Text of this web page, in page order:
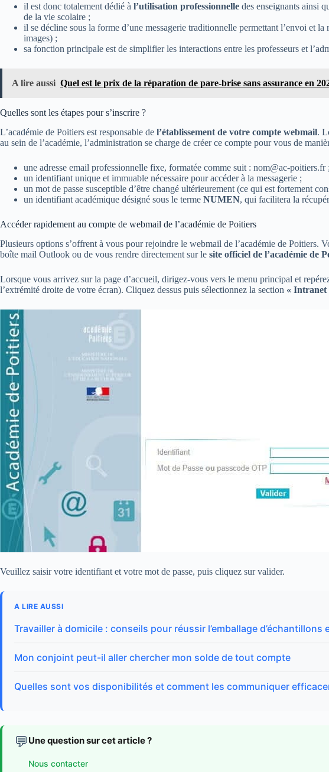
il est donc totalement dédié à l’utilisation professionnelle des enseignants ainsi
de la vie scolaire ;
il se décline sous la forme d’une messagerie traditionnelle permettant l’envoi et la
images) ;
sa fonction principale est de simplifier les interactions entre les professeurs et
A lire aussi Quel est le prix de la réparation de pare-brise sans assurance en
Quelles sont les étapes pour s’inscrire ?
L’académie de Poitiers est responsable de l’établissement de votre compte webmail.
au sein de l’académie, l’administration se charge de créer ce compte pour vous de
une adresse email professionnelle fixe, formatée comme suit : nom@ac-poitiers.fr;
un identifiant unique et immuable nécessaire pour accéder à la messagerie ;
un mot de passe susceptible d’être changé ultérieurement (ce qui est fortement
un identifiant académique désigné sous le terme NUMEN, qui facilitera la
Accéder rapidement au compte de webmail de l’académie de Poitiers
Plusieurs options s’offrent à vous pour rejoindre le webmail de l’académie de Poitiers.
boîte mail Outlook ou de vous rendre directement sur le site officiel de l’académie de
Lorsque vous arrivez sur la page d’accueil, dirigez-vous vers le menu principal et
l’extrémité droite de votre écran). Cliquez dessus puis sélectionnez la section « Intranet
Veuillez saisir votre identifiant et votre mot de passe, puis cliquez sur valider.
A LIRE AUSSI
Travailler à domicile : conseils pour réussir l’emballage d’échantillons
Mon conjoint peut-il aller chercher mon solde de tout compte
Quelles sont vos disponibilités et comment les communiquer
💬 Une question sur cet article ?
Nous contacter